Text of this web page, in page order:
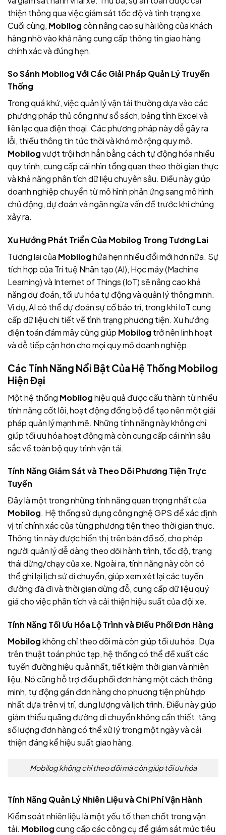
thiện thông qua việc giám sát tốc độ và tình trạng xe.
Cuối cùng, Mobilogcòn nâng cao sự hài lòng của khách
hàng nhờ vào khả năng cung cấp thông tin giao hàng
chính xác và đúng hẹn.
So Sánh Mobilog Với Các Giải Pháp Quản Lý Truyền
Thống
Trong quá khứ, việc quản lý vận tải thường dựa vào các
phương pháp thủ công như sổ sách, bảng tính Excel và
liên lạc qua điện thoại. Các phương pháp này dễ gây ra
lỗi, thiếu thông tin tức thời và khó mở rộng quy mô.
Mobilogvượt trội hơn hẳn bằng cách tự động hóa nhiều
quy trình, cung cấp cái nhìn tổng quan theo thời gian thực
và khả năng phân tích dữ liệu chuyên sâu. Điều này giúp
doanh nghiệp chuyển từ mô hình phản ứng sang mô hình
chủ động, dự đoán và ngăn ngừa vấn đề trước khi chúng
xảy ra.
Xu Hướng Phát Triển Của Mobilog Trong Tương Lai
Tương lai của Mobiloghứa hẹn nhiều đổi mới hơn nữa. Sự
tích hợp của Trí tuệ Nhân tạo (AI), Học máy (Machine
Learning) và Internet of Things (IoT) sẽ nâng cao khả
năng dự đoán, tối ưu hóa tự động và quản lý thông minh.
Ví dụ, AI có thể dự đoán sự cố bảo trì, trong khi IoT cung
cấp dữ liệu chi tiết về tình trạng phương tiện. Xu hướng
điện toán đám mây cũng giúp Mobilog trở nên linh hoạt
và dễ tiếp cận hơn cho mọi quy mô doanh nghiệp.
Các Tính Năng Nổi Bật Của Hệ Thống Mobilog
Hiện Đại
Một hệ thống Mobiloghiệu quả được cấu thành từ nhiều
tính năng cốt lõi, hoạt động đồng bộ để tạo nên một giải
pháp quản lý mạnh mẽ. Những tính năng này không chỉ
giúp tối ưu hóa hoạt động mà còn cung cấp cái nhìn sâu
sắc về toàn bộ quy trình vận tải.
Tính Năng Giám Sát và Theo Dõi Phương Tiện Trực
Tuyến
Đây là một trong những tính năng quan trọng nhất của
Mobilog. Hệ thống sử dụng công nghệ GPS để xác định
vị trí chính xác của từng phương tiện theo thời gian thực.
Thông tin này được hiển thị trên bản đồ số, cho phép
người quản lý dễ dàng theo dõi hành trình, tốc độ, trạng
thái dừng/chạy của xe. Ngoài ra, tính năng này còn có
thể ghi lại lịch sử di chuyển, giúp xem xét lại các tuyến
đường đã đi và thời gian dừng đỗ, cung cấp dữ liệu quý
giá cho việc phân tích và cải thiện hiệu suất của đội xe.
Tính Năng Tối Ưu Hóa Lộ Trình và Điều Phối Đơn Hàng
Mobilogkhông chỉ theo dõi mà còn giúp tối ưu hóa. Dựa
trên thuật toán phức tạp, hệ thống có thể đề xuất các
tuyến đường hiệu quả nhất, tiết kiệm thời gian và nhiên
liệu. Nó cũng hỗ trợ điều phối đơn hàng một cách thông
minh, tự động gán đơn hàng cho phương tiện phù hợp
nhất dựa trên vị trí, dung lượng và lịch trình. Điều này giúp
giảm thiểu quãng đường di chuyển không cần thiết, tăng
số lượng đơn hàng có thể xử lý trong một ngày và cải
thiện đáng kể hiệu suất giao hàng.
Mobilog không chỉ theo dõi mà còn giúp tối ưu hóa
Tính Năng Quản Lý Nhiên Liệu và Chi Phí Vận Hành
Kiểm soát nhiên liệu là một yếu tố then chốt trong vận
tải. Mobilogcung cấp các công cụ để giám sát mức tiêu